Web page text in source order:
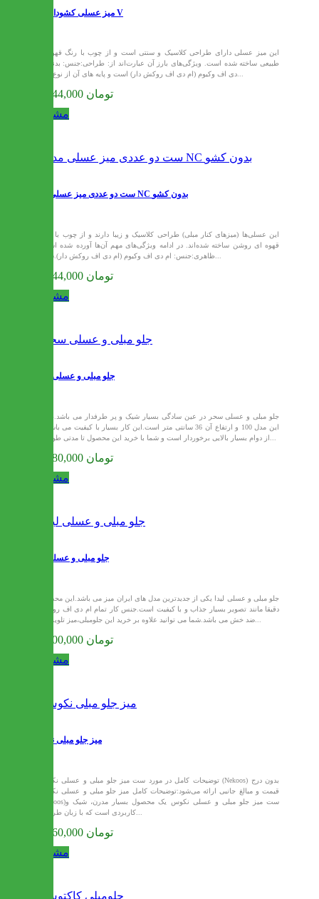
میز عسلی کشودار مدل V
این میز عسلی دارای طراحی کلاسیک و سنتی است و از چوب با رنگ قهوه‌ای
طبیعی ساخته شده است. ویژگی‌های بارز آن عبارت‌اند از: طراحی:جنس: بدنه ام
دی اف وکیوم (ام دی اف روکش دار) است و پایه های آن از نوع سم...
12,144,000 تومان
مشاهده
ست دو عددی میز عسلی مدل NC بدون کشو
این عسلی‌ها (میزهای کنار مبلی) طراحی کلاسیک و زیبا دارند و از چوب با رنگ
قهوه ای روشن ساخته شده‌اند. در ادامه ویژگی‌های مهم آن‌ها آورده شده است:
ظاهری:جنس: ام دی اف وکیوم (ام دی اف روکش دار).سبک...
12,144,000 تومان
مشاهده
جلو مبلی و عسلی سحر
جلو مبلی و عسلی سحر در عین سادگی بسیار شیک و پر طرفدار می باشد.طول
این مدل 100 و ارتفاع آن 36 سانتی متر است.این کار بسیار با کیفیت می باشد و
14,080,000 تومان
مشاهده
جلو مبلی و عسلی لیدا
جلو مبلی و عسلی لیدا یکی از جدیدترین مدل های ایران میز می باشد.این محصول
دقیقا مانند تصویر بسیار جذاب و با کیفیت است.جنس کار تمام ام دی اف روکش
14,400,000 تومان
مشاهده
میز جلو مبلی نکوس
توضیحات کامل در مورد ست میز جلو مبلی و عسلی نکوس (Nekoos) بدون درج
قیمت و مبالغ جانبی ارائه می‌شود:توضیحات کامل میز جلو مبلی و عسلی نکوس
(Nekoos)ست میز جلو مبلی و عسلی نکوس یک محصول بسیار مدرن، شیک و
14,560,000 تومان
مشاهده